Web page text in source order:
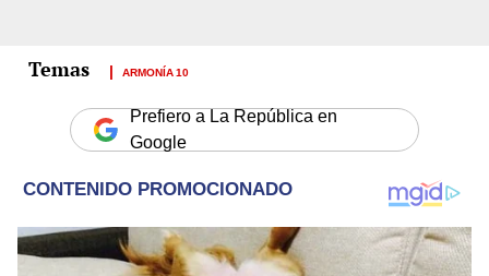
ARMONÍA 10
Prefiero a La República en
Google